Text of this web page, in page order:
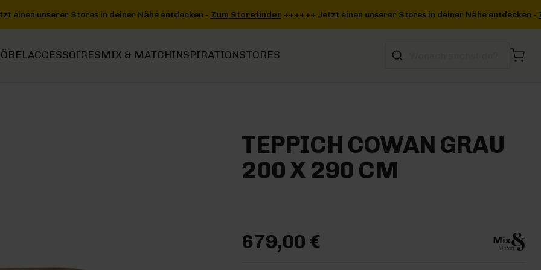
-Zum Storefinder++++++ Jetzt einen unserer Stores in deiner Nähe entdecken -Zum Storefinder+++
ACCESSOIRESMIX & MATCHINSPIRATIONSTORES
TEPPICH COWAN GRAU
200 X 290 CM
679,00 €